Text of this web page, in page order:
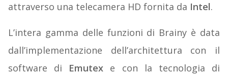
attraverso una telecamera HD fornita da Intel.
L’intera gamma delle funzioni di Brainy è data
dall’implementazione dell’architettura con il
software di Emutex e con la tecnologia di